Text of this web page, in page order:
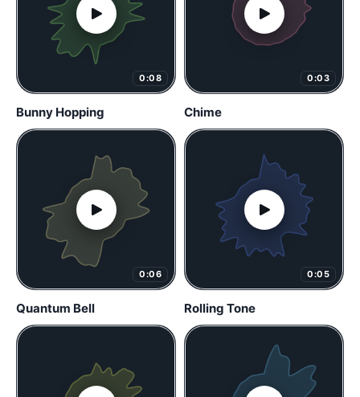
0:08
Bunny Hopping
0:03
Chime
0:06
Quantum Bell
0:05
Rolling Tone